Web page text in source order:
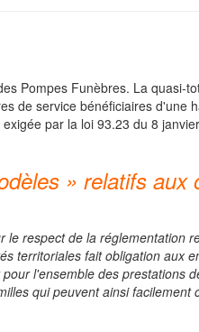
Pompes Funèbres. La quasi-
de service bénéficiaires d'une
par la loi 93.23 du 8
» relatifs aux
respect de la réglementation
territoriales fait obligation aux
l'ensemble des prestations
qui peuvent ainsi facilement